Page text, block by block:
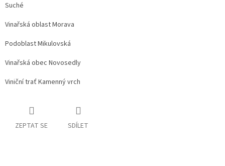
Suché
Vinařská oblast Morava
Podoblast Mikulovská
Vinařská obec Novosedly
Viniční trať Kamenný vrch
ZEPTAT SE SDÍLET